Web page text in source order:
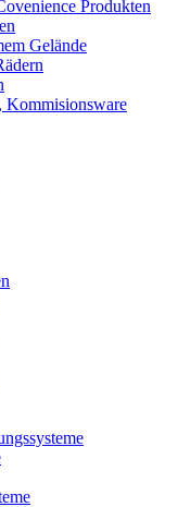
Produkten
Gelände
Kommisionsware